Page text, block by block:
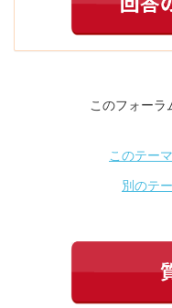
このフォーラ
このテー
別のテ